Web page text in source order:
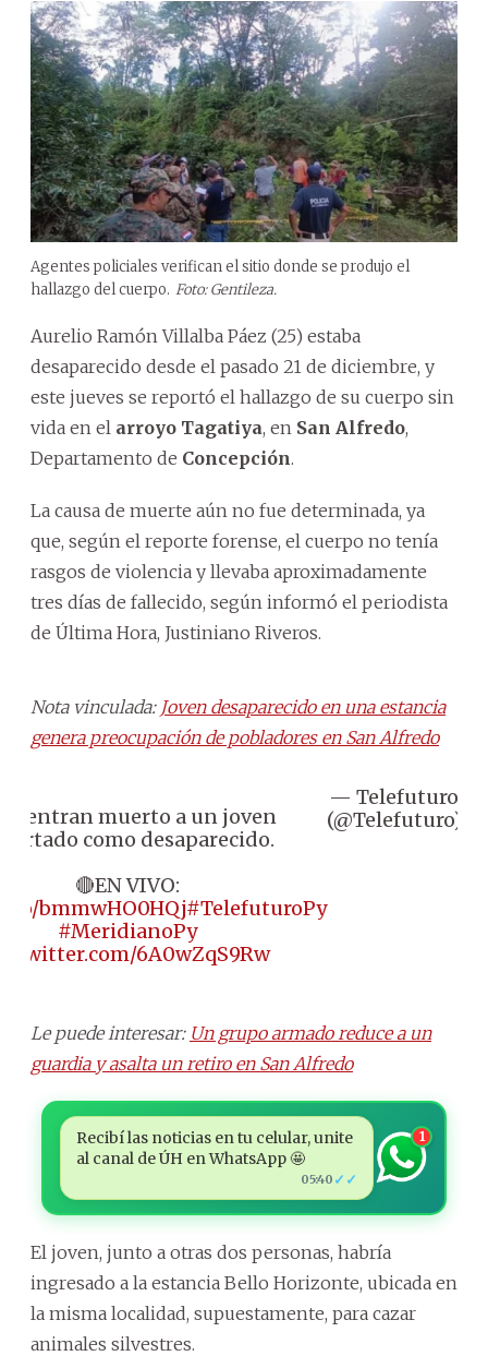
Agentes policiales verifican el sitio donde se produjo el
hallazgo del cuerpo. Foto: Gentileza.
Aurelio Ramón Villalba Páez (25) estaba
desaparecido desde el pasado 21 de diciembre, y
este jueves se reportó el hallazgo de su cuerpo sin
vida en el arroyo Tagatiya, en San Alfredo,
Departamento de Concepción.
La causa de muerte aún no fue determinada, ya
que, según el reporte forense, el cuerpo no tenía
rasgos de violencia y llevaba aproximadamente
tres días de fallecido, según informó el periodista
de Última Hora, Justiniano Riveros.
Nota vinculada: Joven desaparecido en una estancia
genera preocupación de pobladores en San Alfredo
muerto a un joven
como desaparecido.
🔴EN VIVO:
bmmwHO0HQj#TelefuturoPy
#MeridianoPy
6A0wZqS9Rw
— Telefuturo
(@Telefuturo)
Le puede interesar: Un grupo armado reduce a un
guardia y asalta un retiro en San Alfredo
Recibí las noticias en tu celular, unite
al canal de ÚH en WhatsApp 🤩
05:40 ✓✓
1
El joven, junto a otras dos personas, habría
ingresado a la estancia Bello Horizonte, ubicada en
la misma localidad, supuestamente, para cazar
animales silvestres.